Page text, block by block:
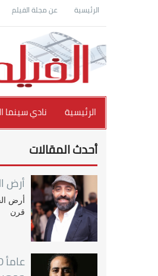
الرئيسية عن مجلة الفيلم
الرئيسية نادي سينما
أحدث المقالات
أرض
أرض
قرن